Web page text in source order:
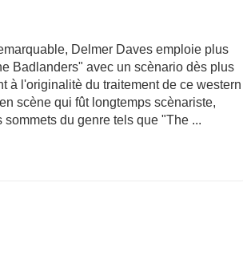
Delmer Daves emploie plus
Badlanders" avec un scènario dès plus
à l'originalitè du traitement de ce western
scène qui fût longtemps scènariste,
du genre tels que "The ...